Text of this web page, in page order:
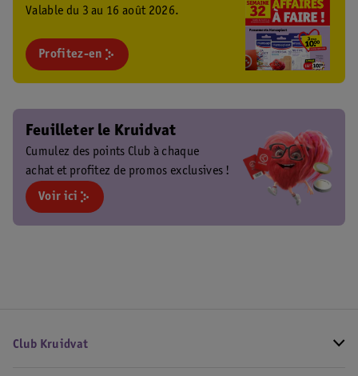
Valable du 3 au 16 août 2026.
Profitez-en
Feuilleter le Kruidvat
Cumulez des points Club à chaque
achat et profitez de promos exclusives !
Voir ici
Club Kruidvat